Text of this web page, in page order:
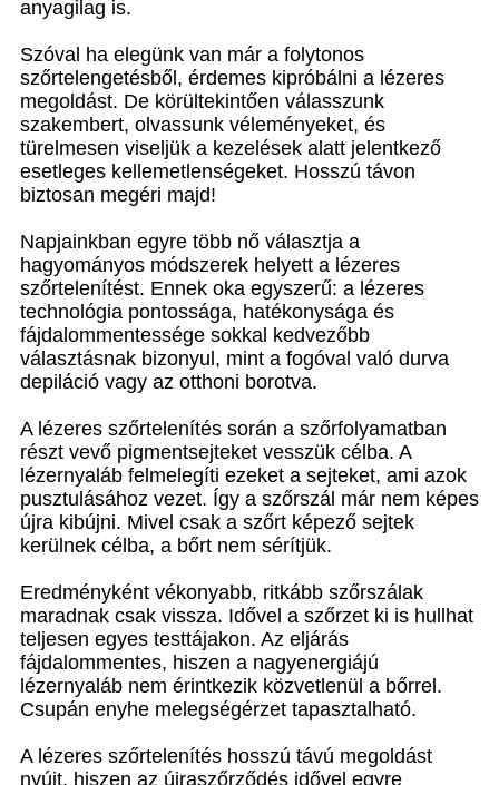
anyagilag is.
Szóval ha elegünk van már a folytonos
szőrtelengetésből, érdemes kipróbálni a lézeres
megoldást. De körültekintően válasszunk
szakembert, olvassunk véleményeket, és
türelmesen viseljük a kezelések alatt jelentkező
esetleges kellemetlenségeket. Hosszú távon
biztosan megéri majd!
Napjainkban egyre több nő választja a
hagyományos módszerek helyett a lézeres
szőrtelenítést. Ennek oka egyszerű: a lézeres
technológia pontossága, hatékonysága és
fájdalommentessége sokkal kedvezőbb
választásnak bizonyul, mint a fogóval való durva
depiláció vagy az otthoni borotva.
A lézeres szőrtelenítés során a szőrfolyamatban
részt vevő pigmentsejteket vesszük célba. A
lézernyaláb felmelegíti ezeket a sejteket, ami azok
pusztulásához vezet. Így a szőrszál már nem képes
újra kibújni. Mivel csak a szőrt képező sejtek
kerülnek célba, a bőrt nem sérítjük.
Eredményként vékonyabb, ritkább szőrszálak
maradnak csak vissza. Idővel a szőrzet ki is hullhat
teljesen egyes testtájakon. Az eljárás
fájdalommentes, hiszen a nagyenergiájú
lézernyaláb nem érintkezik közvetlenül a bőrrel.
Csupán enyhe melegségérzet tapasztalható.
A lézeres szőrtelenítés hosszú távú megoldást
nyújt, hiszen az újraszőrződés idővel egyre